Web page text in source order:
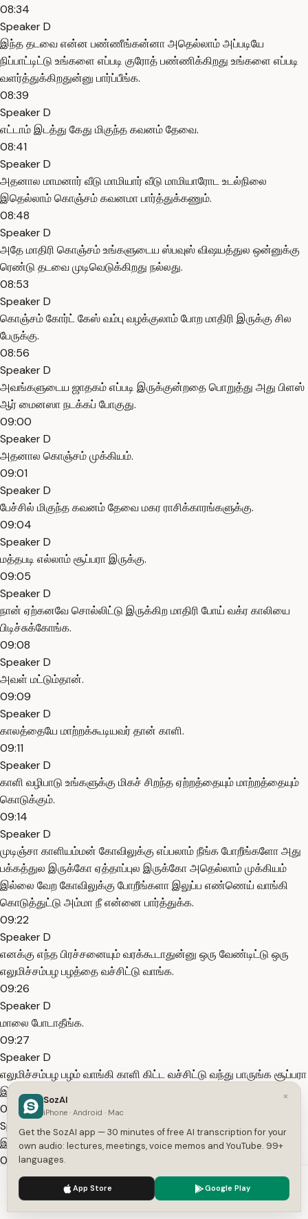
08:34
Speaker D
இந்த தடவை என்ன பண்ணீங்கன்னா அதெல்லாம் அப்படியே
நிப்பாட்டிட்டு உங்களை எப்படி குரோத் பண்ணிக்கிறது உங்களை எப்படி
வளர்த்துக்கிறதுன்னு பார்ப்பீங்க.
08:39
Speaker D
எட்டாம் இடத்து கேது மிகுந்த கவனம் தேவை.
08:41
Speaker D
அதனால மாமனார் வீடு மாமியார் வீடு மாமியாரோட உடல்நிலை
இதெல்லாம் கொஞ்சம் கவனமா பார்த்துக்கணும்.
08:48
Speaker D
அதே மாதிரி கொஞ்சம் உங்களுடைய ஸ்பவுஸ் விஷயத்துல ஒன்னுக்கு
ரெண்டு தடவை முடிவெடுக்கிறது நல்லது.
08:53
Speaker D
கொஞ்சம் கோர்ட் கேஸ் வம்பு வழக்குலாம் போற மாதிரி இருக்கு சில
பேருக்கு.
08:56
Speaker D
அவங்களுடைய ஜாதகம் எப்படி இருக்குன்றதை பொறுத்து அது பிளஸ்
ஆர் மைனஸா நடக்கப் போகுது.
09:00
Speaker D
அதனால கொஞ்சம் முக்கியம்.
09:01
Speaker D
பேச்சில் மிகுந்த கவனம் தேவை மகர ராசிக்காரங்களுக்கு.
09:04
Speaker D
மத்தபடி எல்லாம் சூப்பரா இருக்கு.
09:05
Speaker D
நான் ஏற்கனவே சொல்லிட்டு இருக்கிற மாதிரி போய் வக்ர காலியை
பிடிச்சுக்கோங்க.
09:08
Speaker D
அவள் மட்டும்தான்.
09:09
Speaker D
காலத்தையே மாற்றக்கூடியவர் தான் காளி.
09:11
Speaker D
காளி வழிபாடு உங்களுக்கு மிகச் சிறந்த ஏற்றத்தையும் மாற்றத்தையும்
கொடுக்கும்.
09:14
Speaker D
முடிஞ்சா காளியம்மன் கோவிலுக்கு எப்பலாம் நீங்க போறீங்களோ அது
பக்கத்துல இருக்கோ ஏத்தாப்புல இருக்கோ அதெல்லாம் முக்கியம்
இல்லை வேற கோவிலுக்கு போறீங்களா இலுப்ப எண்ணெய் வாங்கி
கொடுத்துட்டு அம்மா நீ என்னை பார்த்துக்க.
09:22
Speaker D
எனக்கு எந்த பிரச்சனையும் வரக்கூடாதுன்னு ஒரு வேண்டிட்டு ஒரு
எலுமிச்சம்பழ பழத்தை வச்சிட்டு வாங்க.
09:26
Speaker D
மாலை போடாதீங்க.
09:27
Speaker D
எலுமிச்சம்பழ பழம் வாங்கி காளி கிட்ட வச்சிட்டு வந்து பாருங்க சூப்பரா
இருக்கும்.
09:32
Speaker D
இந்த தடவை தொட்டதெல்லாம் ஜெயம் தான்.
09:33
Speaker D
அல்டிமேட்டா இருக்கு மகரத்துக்கு.
09:35
We use cookies to enhance your experience.
×
SozAI
iPhone · Android · Mac
Get the SozAI app — 30 minutes of free AI transcription for your
own audio: lectures, meetings, voice memos and YouTube. 99+
languages.
App Store Google Play